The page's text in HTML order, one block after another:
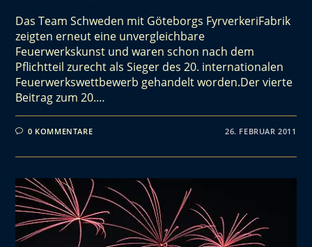
Das Team Schweden mit Göteborgs FyrverkeriFabrik
zeigten erneut eine unvergleichbare
Feuerwerkskunst und waren schon nach dem
Pflichtteil zurecht als Sieger des 20. internationalen
Feuerwerkswettbewerb gehandelt worden.Der vierte
Beitrag zum 20.…
0 KOMMENTARE 26. FEBRUAR 2011